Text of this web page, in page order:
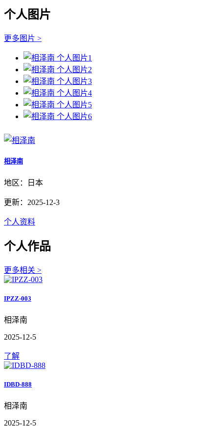
个人图片
更多图片 >
相泽南
地区：日本
更新：2025-12-3
个人资料
个人作品
更多相关 >
IPZZ-003
相泽南
2025-12-5
了解
IDBD-888
相泽南
2025-12-5